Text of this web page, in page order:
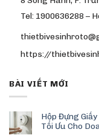
Tel: 1900636288 –
https://
BÀI VIẾT MỚI
Hộp Đựng
Tối Ưu Cho